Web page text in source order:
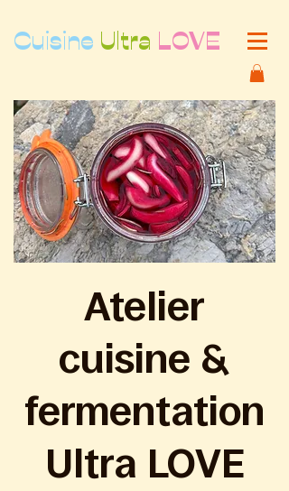
Cuisine Ultra LOVE
Atelier
cuisine &
fermentation
Ultra LOVE